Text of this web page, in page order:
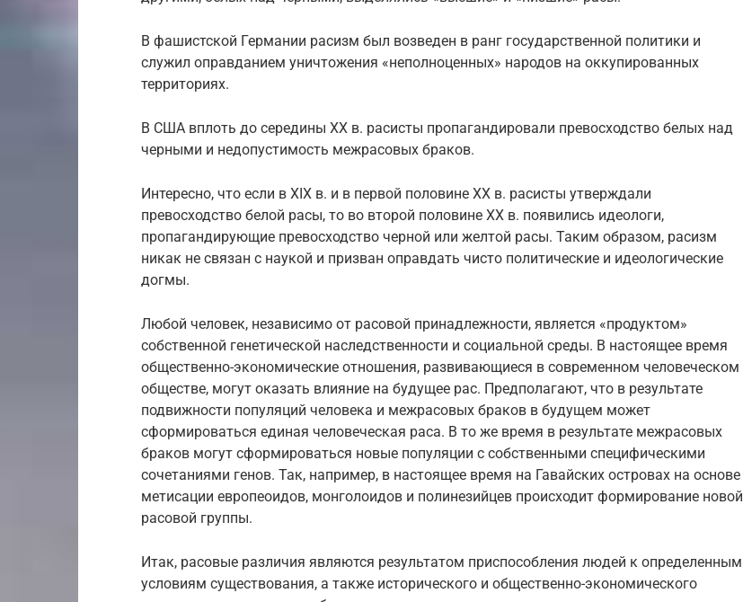
В фашистской Германии расизм был возведен в ранг государственной политики и
служил оправданием уничтожения «неполноценных» народов на оккупированных
территориях.
В США вплоть до середины XX в. расисты пропагандировали превосходство белых над
черными и недопустимость межрасовых браков.
Интересно, что если в XIX в. и в первой половине XX в. расисты утверждали
превосходство белой расы, то во второй половине XX в. появились идеологи,
пропагандирующие превосходство черной или желтой расы. Таким образом, расизм
никак не связан с наукой и призван оправдать чисто политические и идеологические
догмы.
Любой человек, независимо от расовой принадлежности, является «продуктом»
собственной генетической наследственности и социальной среды. В настоящее время
общественно-экономические отношения, развивающиеся в современном человеческом
обществе, могут оказать влияние на будущее рас. Предполагают, что в результате
подвижности популяций человека и межрасовых браков в будущем может
сформироваться единая человеческая раса. В то же время в результате межрасовых
браков могут сформироваться новые популяции с собственными специфическими
сочетаниями генов. Так, например, в настоящее время на Гавайских островах на основе
метисации европеоидов, монголоидов и полинезийцев происходит формирование новой
расовой группы.
Итак, расовые различия являются результатом приспособления людей к определенным
условиям существования, а также исторического и общественно-экономического